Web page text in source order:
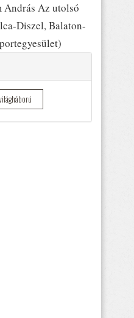
Az utolsó
Diszel, Balaton-